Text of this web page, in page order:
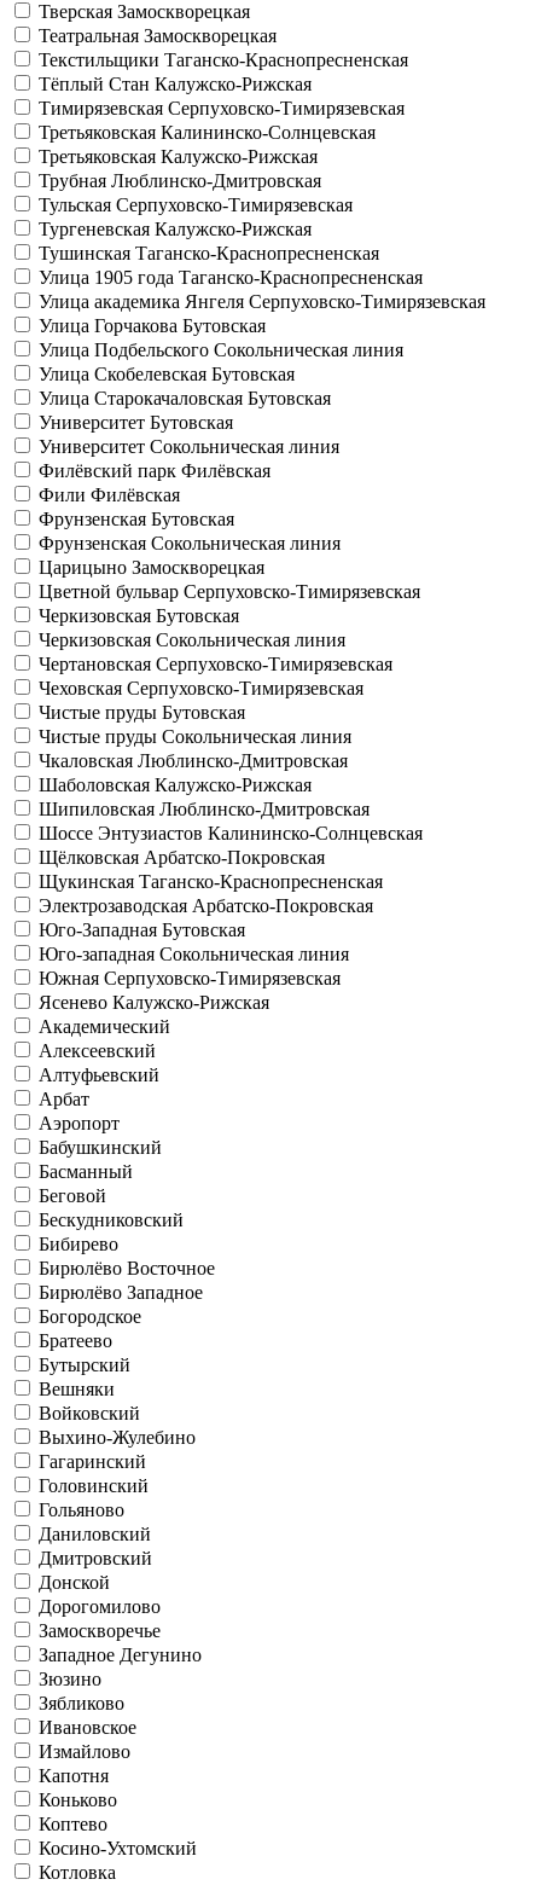
Тверская Замоскворецкая
Театральная Замоскворецкая
Текстильщики Таганско-Краснопресненская
Тёплый Стан Калужско-Рижская
Тимирязевская Серпуховско-Тимирязевская
Третьяковская Калининско-Солнцевская
Третьяковская Калужско-Рижская
Трубная Люблинско-Дмитровская
Тульская Серпуховско-Тимирязевская
Тургеневская Калужско-Рижская
Тушинская Таганско-Краснопресненская
Улица 1905 года Таганско-Краснопресненская
Улица академика Янгеля Серпуховско-Тимирязевская
Улица Горчакова Бутовская
Улица Подбельского Сокольническая линия
Улица Скобелевская Бутовская
Улица Старокачаловская Бутовская
Университет Бутовская
Университет Сокольническая линия
Филёвский парк Филёвская
Фили Филёвская
Фрунзенская Бутовская
Фрунзенская Сокольническая линия
Царицыно Замоскворецкая
Цветной бульвар Серпуховско-Тимирязевская
Черкизовская Бутовская
Черкизовская Сокольническая линия
Чертановская Серпуховско-Тимирязевская
Чеховская Серпуховско-Тимирязевская
Чистые пруды Бутовская
Чистые пруды Сокольническая линия
Чкаловская Люблинско-Дмитровская
Шаболовская Калужско-Рижская
Шипиловская Люблинско-Дмитровская
Шоссе Энтузиастов Калининско-Солнцевская
Щёлковская Арбатско-Покровская
Щукинская Таганско-Краснопресненская
Электрозаводская Арбатско-Покровская
Юго-Западная Бутовская
Юго-западная Сокольническая линия
Южная Серпуховско-Тимирязевская
Ясенево Калужско-Рижская
Академический
Алексеевский
Алтуфьевский
Арбат
Аэропорт
Бабушкинский
Басманный
Беговой
Бескудниковский
Бибирево
Бирюлёво Восточное
Бирюлёво Западное
Богородское
Братеево
Бутырский
Вешняки
Войковский
Выхино-Жулебино
Гагаринский
Головинский
Гольяново
Даниловский
Дмитровский
Донской
Дорогомилово
Замоскворечье
Западное Дегунино
Зюзино
Зябликово
Ивановское
Измайлово
Капотня
Коньково
Коптево
Косино-Ухтомский
Котловка